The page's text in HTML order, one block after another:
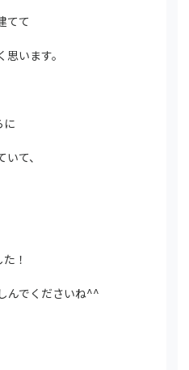
てて
います。
に
て、
！
んでくださいね^^